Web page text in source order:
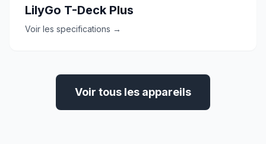
LilyGo T-Deck Plus
Voir les specifications →
Voir tous les appareils